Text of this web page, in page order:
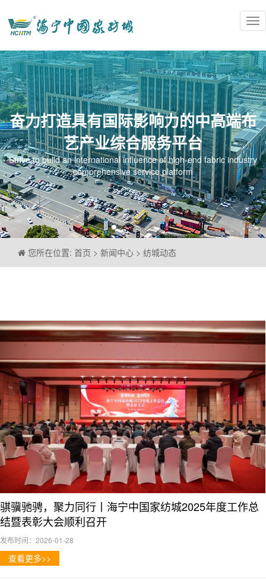
奋力打造具有国际影响力的中高端布
艺产业综合服务平台
Strive to build an international influence of high-end fabric industry
comprehensive service platform
您所在位置: 首页 > 新闻中心 > 纺城动态
骐骥驰骋，聚力同行丨海宁中国家纺城2025年度工作总
结暨表彰大会顺利召开
发布时间：2026-01-28
查看更多>>